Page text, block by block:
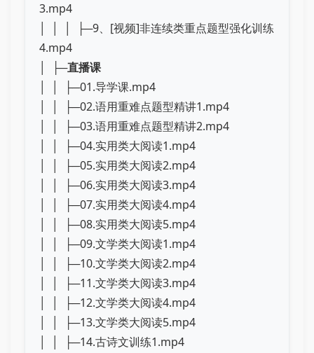
3.mp4
│ │ │ ├─9、[视频]非连续类重点题型强化训练
4.mp4
│ ├─直播课
│ │ ├─01.导学课.mp4
│ │ ├─02.语用重难点题型精讲1.mp4
│ │ ├─03.语用重难点题型精讲2.mp4
│ │ ├─04.实用类大阅读1.mp4
│ │ ├─05.实用类大阅读2.mp4
│ │ ├─06.实用类大阅读3.mp4
│ │ ├─07.实用类大阅读4.mp4
│ │ ├─08.实用类大阅读5.mp4
│ │ ├─09.文学类大阅读1.mp4
│ │ ├─10.文学类大阅读2.mp4
│ │ ├─11.文学类大阅读3.mp4
│ │ ├─12.文学类大阅读4.mp4
│ │ ├─13.文学类大阅读5.mp4
│ │ ├─14.古诗文训练1.mp4